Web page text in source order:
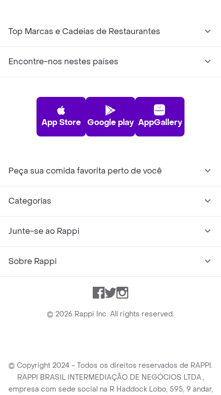
Top Marcas e Cadeias de Restaurantes
Encontre-nos nestes países
App Store Google play AppGallery
Peça sua comida favorita perto de você
Categorias
Junte-se ao Rappi
Sobre Rappi
Facebook
TwitterInstagram
© 2026 Rappi Inc. All rights reserved.
© Copyright 2024 - Todos os direitos reservados de RAPPI.
RAPPI BRASIL INTERMEDIAÇÃO DE NEGÓCIOS LTDA.,
empresa com sede social na R Haddock Lobo, 595, 9 andar,